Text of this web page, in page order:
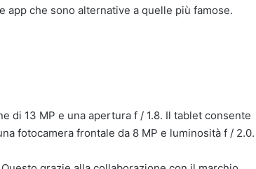
che sono alternative a quelle più famose.
di 13 MP e una apertura f / 1.8. Il tablet consente
fotocamera frontale da 8 MP e luminosità f / 2.0.